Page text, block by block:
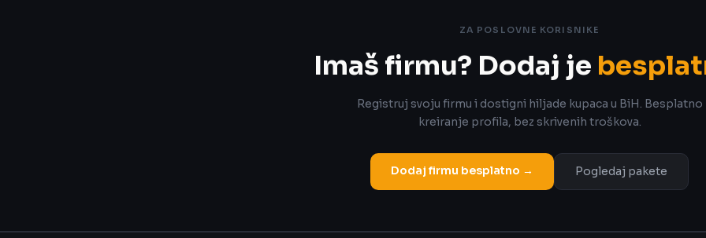
ZA POSLOVNE KORISNIKE
Imaš firmu? Dodaj je
Registruj svoju firmu i dostigni hiljade kupaca u BiH. Besplatno
kreiranje profila, bez skrivenih troškova.
Dodaj firmu besplatno → Pogledaj pakete